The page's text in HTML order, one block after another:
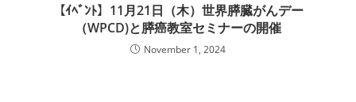
【ｲﾍﾞﾝﾄ】11月21日（木）世界膵臓がんデー
（WPCD)と膵癌教室セミナーの開催
November 1, 2024